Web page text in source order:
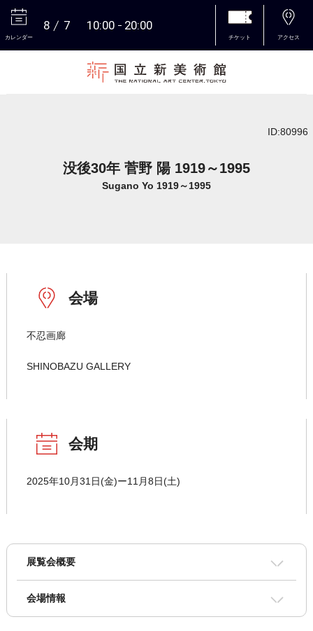
カレンダー
8 7 10:00 20:00
チケット アクセス
ID:80996
没後30年 菅野 陽 1919～1995
Sugano Yo 1919～1995
会場
不忍画廊
SHINOBAZU GALLERY
会期
2025年10月31日(金)ー11月8日(土)
展覧会概要
会場情報